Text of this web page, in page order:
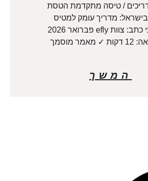
/ טיסה מתקדמת הטסת
מדריך עומק למטיס
המקצועי כתב: צוות efly פברואר 2026
מוסמך
המשך